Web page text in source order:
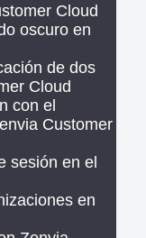
Cloud
oscuro en
de dos
Cloud
con el
Customer
sesión en el
en